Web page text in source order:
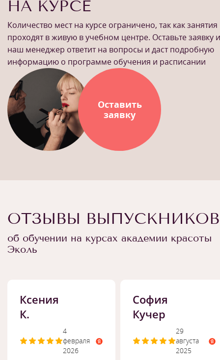
НА КУРСЕ
Количество мест на курсе ограничено, так как занятия
проходят в живую в учебном центре. Оставьте заявку и
наш менеджер ответит на вопросы и даст подробную
информацию о программе обучения и расписании
Оставить
заявку
ОТЗЫВЫ ВЫПУСКНИКОВ
об обучении на курсах академии красоты
Эколь
Ксения
К.
4
февраля
2026
София
Кучер
29
августа
2025